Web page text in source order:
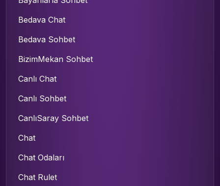
Bedava Chat
Bedava Sohbet
BizimMekan Sohbet
Canlı Chat
Canlı Sohbet
CanlıSaray Sohbet
Chat
Chat Odaları
Chat Rulet